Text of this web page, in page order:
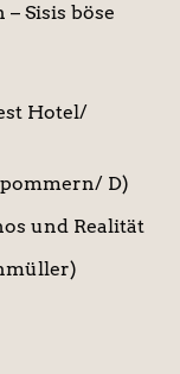
Sisis böse
Hotel/
D)
und Realität